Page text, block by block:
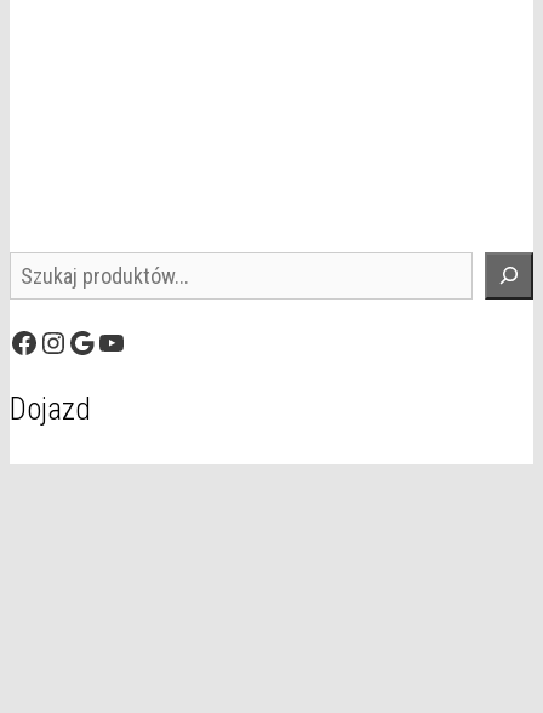
Szukaj
Facebook
Instagram
GoogleYouTube
Dojazd